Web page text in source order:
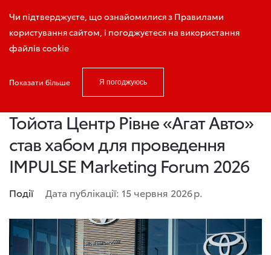
Чи підтверджуєте, що ознайомилися з Правилами
користування сайтом, і погоджуєтеся на використання
файлів cookie
Показати більше Я погоджуюсь
Запис на тест-драйв
Головна Новини і акції Тойота Центр Рівне «Агат Авто» став
Тойота Центр Рівне «Агат Авто»
став хабом для проведення
IMPULSE Marketing Forum 2026
Події Дата публікації: 15 червня 2026 р.